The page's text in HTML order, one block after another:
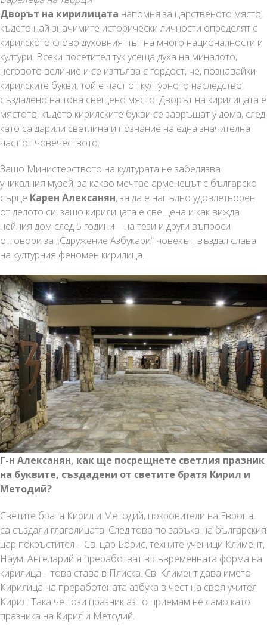
Дворът на кирилицата напомня за царственото място,
където най-значимите исторически личности определят с
кирилското слово духовния път на много националности и
култури. Всеки посетител тук усеща духа на миналото,
неговото величие и се изпълва с гордост, че, познавайки
кирилските букви, той е част от културното наследство,
създадено на това свещено място. Дворът на кирилицата е
мястото, където кирилските букви се завръщат у дома, след
като са дарили светлина и познание на една значителна
част от човечеството.
Защо Министерството на културата не забелязва
уникалния музей, за какво мечтае арменецът с българско
сърце Карен Алексанян, за да е напълно удовлетворен
от делото си, защо кирилицата е свещена и как вижда
нейния дом след 5 години – на тези и други въпроси
отговори за „Сдружение Азбукари“ човекът, въздал слава
на културния феномен кирилица.
Г-н Алексaнян, как ще посрещнете светлия празник
на буквите, създадени от светите братя Кирил и
Методий?
Светите братя Кирил и Методий, покровители на Европа,
са създали глаголицата. След това по заръка на българския
цар покръстител – Св. цар Борис, техните ученици Климент,
Наум, Ангеларий я преработват в съвременната форма на
кирилица – това става в Плиска. Св. Климент дава името
Кирилица на преработената азбука в чест на своя учител
Кирил. Така че този празник аз го приемам не само като
празника на Кирил и Методий.